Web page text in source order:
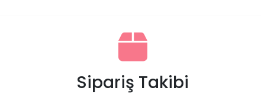
Sipariş Takibi